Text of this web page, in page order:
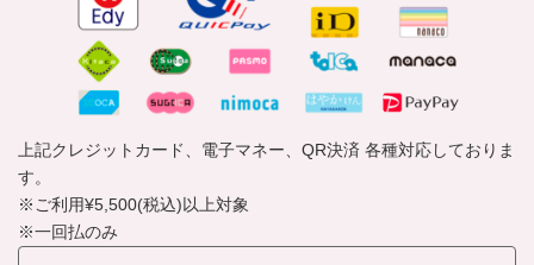
上記クレジットカード、電子マネー、QR決済 各種対応しておりま
す。
※ご利用¥5,500(税込)以上対象
※一回払のみ